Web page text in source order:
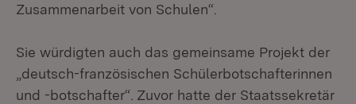
Zusammenarbeit von Schulen“.
Sie würdigten auch das gemeinsame Projekt der
„deutsch-französischen Schülerbotschafterinnen
und -botschafter“. Zuvor hatte der Staatssekretär